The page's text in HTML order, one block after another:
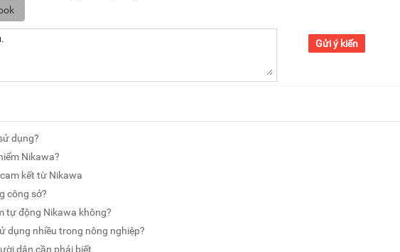
Gửi ý kiến
dụng?
Nikawa?
kết từ Nikawa
công sở?
tự động Nikawa không?
dụng nhiều trong nông nghiệp?
dân cần phải biết